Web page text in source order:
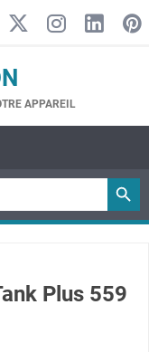
APPAREIL
Plus 559